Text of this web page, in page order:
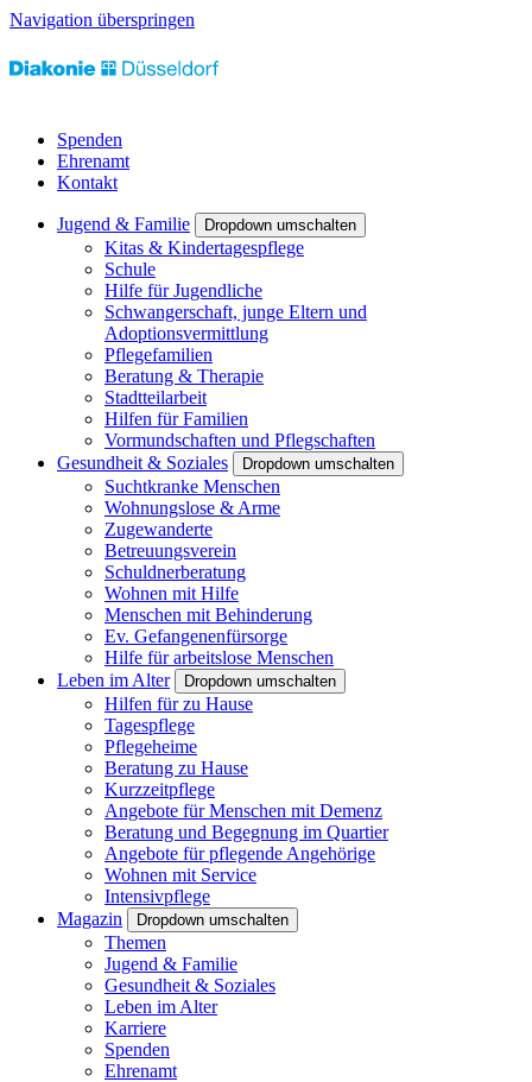
Navigation überspringen
Spenden
Ehrenamt
Kontakt
Jugend & Familie Dropdown umschalten
Kitas & Kindertagespflege
Schule
Hilfe für Jugendliche
Schwangerschaft, junge Eltern und
Adoptionsvermittlung
Pflegefamilien
Beratung & Therapie
Stadtteilarbeit
Hilfen für Familien
Vormundschaften und Pflegschaften
Gesundheit & Soziales
Dropdown umschalten
Suchtkranke Menschen
Wohnungslose & Arme
Zugewanderte
Betreuungsverein
Schuldnerberatung
Wohnen mit Hilfe
Menschen mit Behinderung
Ev. Gefangenenfürsorge
Hilfe für arbeitslose Menschen
Leben im Alter
Dropdown umschalten
Hilfen für zu Hause
Tagespflege
Pflegeheime
Beratung zu Hause
Kurzzeitpflege
Angebote für Menschen mit Demenz
Beratung und Begegnung im Quartier
Angebote für pflegende Angehörige
Wohnen mit Service
Intensivpflege
Magazin
Dropdown umschalten
Themen
Jugend & Familie
Gesundheit & Soziales
Leben im Alter
Karriere
Spenden
Ehrenamt